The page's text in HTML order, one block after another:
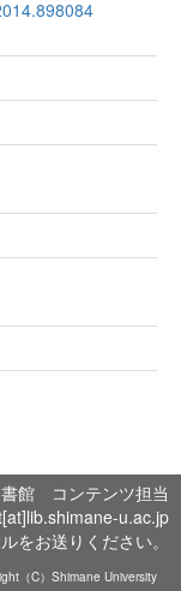
館 コンテンツ担当
u.ac.jp
をお送りください。
（C）Shimane University